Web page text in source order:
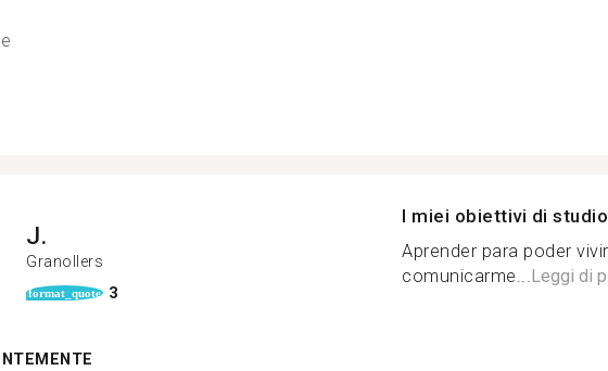
J.
Granollers
format_quote 3
I miei obiettivi di studio
Aprender para poder
comunicarme...Leggi di